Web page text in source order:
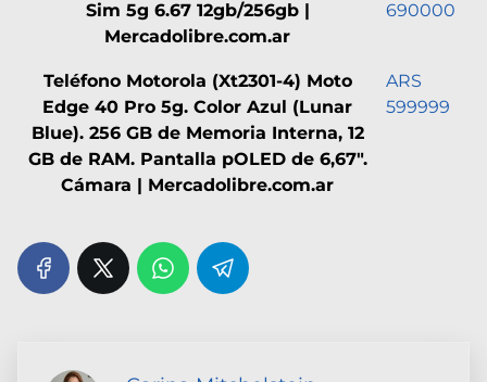
Sim 5g 6.67 12gb/256gb |
Mercadolibre.com.ar
690000
Teléfono Motorola (Xt2301-4) Moto
Edge 40 Pro 5g. Color Azul (Lunar
Blue). 256 GB de Memoria Interna, 12
GB de RAM. Pantalla pOLED de 6,67".
Cámara | Mercadolibre.com.ar
ARS
599999